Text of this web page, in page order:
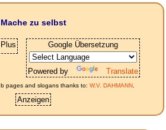
Mache zu selbst
Google Übersetzung
Powered by Translate
pages and slogans thanks to: W.V. DAHMANN.
Anzeigen